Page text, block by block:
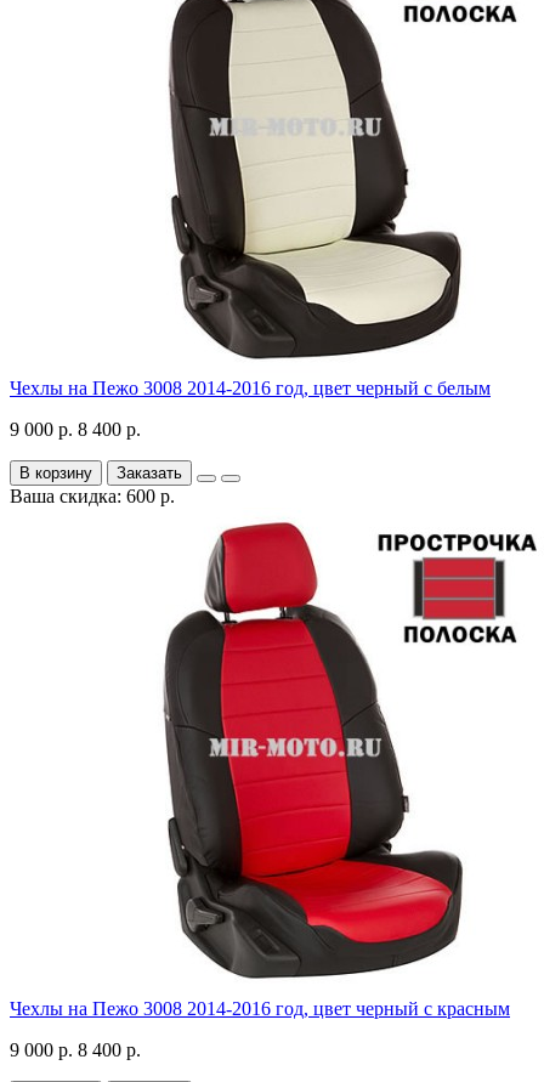
Чехлы на Пежо 3008 2014-2016 год, цвет черный с белым
9 000 р. 8 400 р.
В корзину Заказать
Ваша скидка: 600 р.
Чехлы на Пежо 3008 2014-2016 год, цвет черный с красным
9 000 р. 8 400 р.